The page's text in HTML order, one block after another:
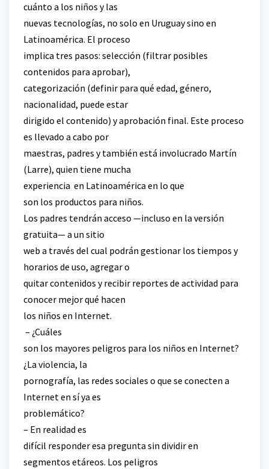
cuánto a los niños y las
nuevas tecnologías, no solo en Uruguay sino en
Latinoamérica. El proceso
implica tres pasos: selección (filtrar posibles
contenidos para aprobar),
categorización (definir para qué edad, género,
nacionalidad, puede estar
dirigido el contenido) y aprobación final. Este proceso
es llevado a cabo por
maestras, padres y también está involucrado Martín
(Larre), quien tiene mucha
experiencia en Latinoamérica en lo que
son los productos para niños.
Los padres tendrán acceso —incluso en la versión
gratuita— a un sitio
web a través del cual podrán gestionar los tiempos y
horarios de uso, agregar o
quitar contenidos y recibir reportes de actividad para
conocer mejor qué hacen
los niños en Internet.
– ¿Cuáles
son los mayores peligros para los niños en Internet?
¿La violencia, la
pornografía, las redes sociales o que se conecten a
Internet en sí ya es
problemático?
– En realidad es
difícil responder esa pregunta sin dividir en
segmentos etáreos. Los peligros